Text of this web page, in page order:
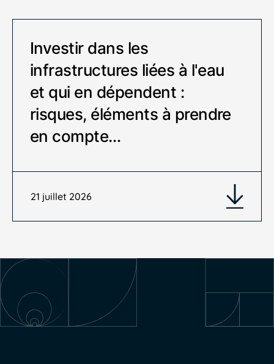
Investir dans les
infrastructures liées à l'eau
et qui en dépendent :
risques, éléments à prendre
en compte…
21 juillet 2026